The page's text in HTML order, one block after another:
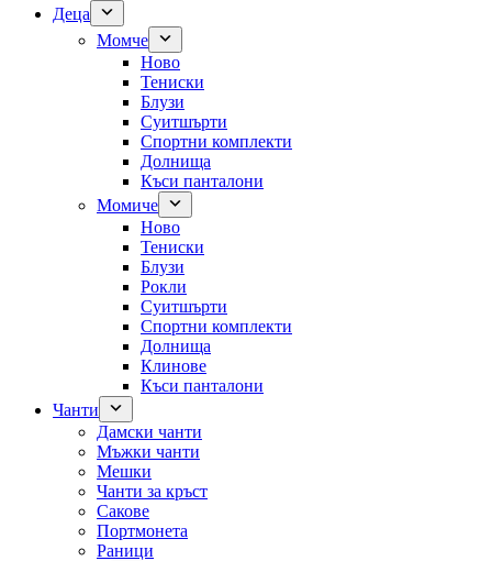
Деца
Момче
Ново
Тениски
Блузи
Суитшърти
Спортни комплекти
Долнища
Къси панталони
Момиче
Ново
Тениски
Блузи
Рокли
Суитшърти
Спортни комплекти
Долнища
Клинове
Къси панталони
Чанти
Дамски чанти
Мъжки чанти
Мешки
Чанти за кръст
Сакове
Портмонета
Раници